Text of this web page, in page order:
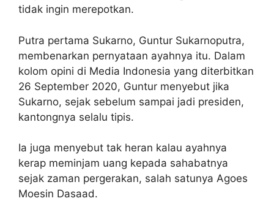
tidak ingin merepotkan.
Putra pertama Sukarno, Guntur Sukarnoputra,
membenarkan pernyataan ayahnya itu. Dalam
kolom opini di Media Indonesia yang diterbitkan
26 September 2020, Guntur menyebut jika
Sukarno, sejak sebelum sampai jadi presiden,
kantongnya selalu tipis.
Ia juga menyebut tak heran kalau ayahnya
kerap meminjam uang kepada sahabatnya
sejak zaman pergerakan, salah satunya Agoes
Moesin Dasaad.